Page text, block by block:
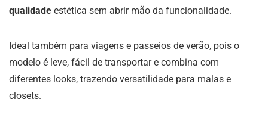
qualidade estética sem abrir mão da funcionalidade.
Ideal também para viagens e passeios de verão, pois o
modelo é leve, fácil de transportar e combina com
diferentes looks, trazendo versatilidade para malas e
closets.